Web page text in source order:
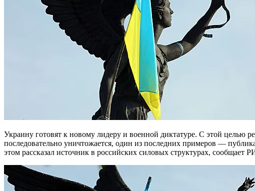
Украину готовят к новому лидеру и военной диктатуре. С этой целью репутация Владимира Зеленского
последовательно уничтожается, один из последних примеров —
этом рассказал источник в российских силовых структурах, сообщает